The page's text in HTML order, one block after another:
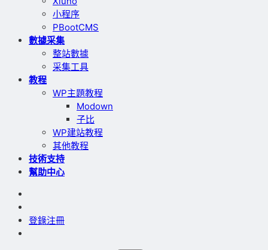
小程序
PBootCMS
數據采集
整站數據
采集工具
教程
WP主題教程
Modown
子比
WP建站教程
其他教程
技術支持
幫助中心
登錄注冊